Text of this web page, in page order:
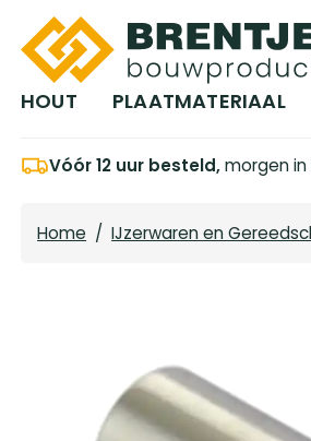
Ga naar hoofdinhoud
HOUT PLAATMATERIAAL
Vóór 12 uur besteld,morgen in
Home / IJzerwaren en